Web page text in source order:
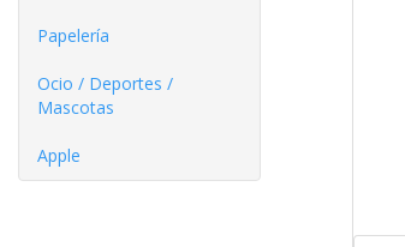
Papelería
Ocio / Deportes /
Mascotas
Apple